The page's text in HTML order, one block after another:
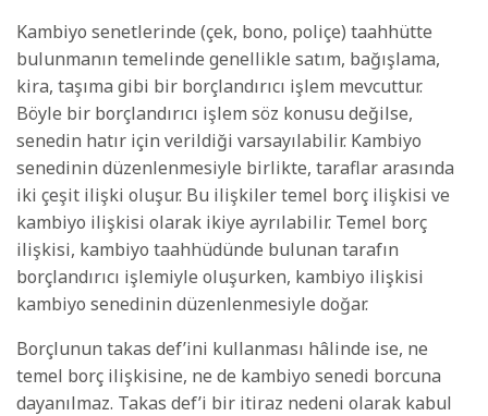
Kambiyo senetlerinde (çek, bono, poliçe) taahhütte
bulunmanın temelinde genellikle satım, bağışlama,
kira, taşıma gibi bir borçlandırıcı işlem mevcuttur.
Böyle bir borçlandırıcı işlem söz konusu değilse,
senedin hatır için verildiği varsayılabilir. Kambiyo
senedinin düzenlenmesiyle birlikte, taraflar arasında
iki çeşit ilişki oluşur. Bu ilişkiler temel borç ilişkisi ve
kambiyo ilişkisi olarak ikiye ayrılabilir. Temel borç
ilişkisi, kambiyo taahhüdünde bulunan tarafın
borçlandırıcı işlemiyle oluşurken, kambiyo ilişkisi
kambiyo senedinin düzenlenmesiyle doğar.
Borçlunun takas def’ini kullanması hâlinde ise, ne
temel borç ilişkisine, ne de kambiyo senedi borcuna
dayanılmaz. Takas def’i bir itiraz nedeni olarak kabul